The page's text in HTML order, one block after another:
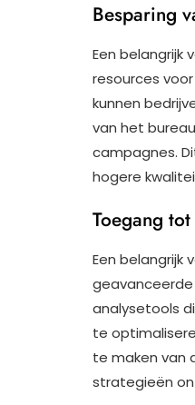
Besparing
Een belangrijk
resources
kunnen
van het
campagnes.
hogere
Toegang
Een belangrijk
analysetools
te
te maken van
strategieën